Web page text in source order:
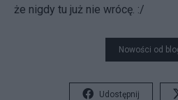
że nigdy tu już nie wrócę. :/
Nowości od
Udostępnij